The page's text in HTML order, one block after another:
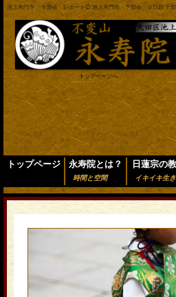
池上本門寺 「千部会」レポート② 池上本門寺「千部会」３日目 千
トップページへ
トップページ 永寿院とは？
時間と空間
日蓮宗の
イキイキ生